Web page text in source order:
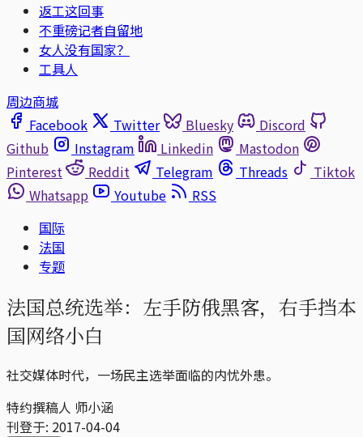
返工这回事
不重磅记者自留地
女人没有国家？
工具人
周边商城
Facebook
Twitter Bluesky
Discord
Github
Instagram Linkedin
Mastodon
Pinterest
Reddit Telegram Threads
Tiktok
Whatsapp
Youtube
RSS
国际
法国
专题
法国总统选举：左手防俄黑客，右手挡本
国网络小白
社交媒体时代，一场民主选举面临的内忧外患。
特约撰稿人 师小涵
刊登于: 2017-04-04